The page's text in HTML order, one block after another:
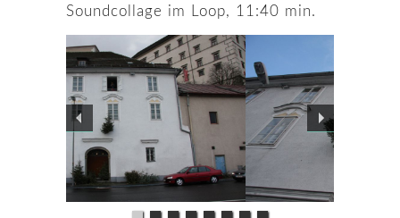
Soundcollage im Loop, 11:40 min.